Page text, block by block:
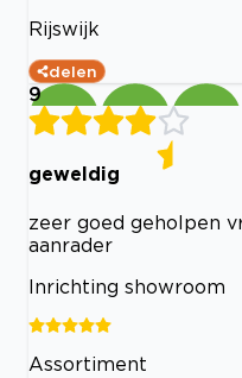
Rijswijk
delen
9
geweldig
zeer goed geholpen
aanrader
Inrichting showroom
Assortiment